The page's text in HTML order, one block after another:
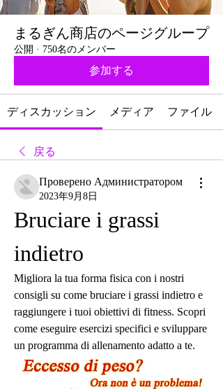
まるぎん商店のページグループ
公開 · 750名のメンバー
参加する
ディスカッション メディア ファイル
戻る
Проверено Администратором
2023年9月8日
Bruciare i grassi
indietro
Migliora la tua forma fisica con i nostri
consigli su come bruciare i grassi indietro e
raggiungere i tuoi obiettivi di fitness. Scopri
come eseguire esercizi specifici e sviluppare
un programma di allenamento adatto a te.